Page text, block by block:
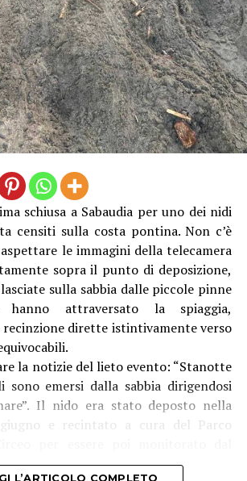
schiusa a Sabaudia per uno dei nidi
censiti sulla costa pontina. Non c’è
le immagini della telecamera
sopra il punto di deposizione,
sulla sabbia dalle piccole pinne
attraversato la spiaggia,
recinzione dirette istintivamente verso
la notizie del lieto evento: “Stanotte
sono emersi dalla sabbia dirigendosi
Il nido era stato deposto nella
e recintato a cura del Parco
volontari della Rete regionale di
L’ARTICOLO COMPLETO